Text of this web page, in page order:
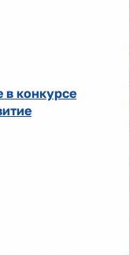
в конкурсе